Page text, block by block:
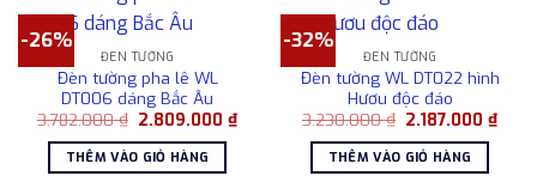
-26%
ĐÈN TƯỜNG
Đèn tường pha lê WL
DT006 dáng Bắc Âu
3.782.000₫ Giá
là:
3.782.000 ₫.
2.809.000₫Giá
hiện
2.809.000 ₫.
THÊM VÀO GIỎ HÀNG
-32%
ĐÈN TƯỜNG
Đèn tường WL DT022 hình
Hươu độc đáo
3.230.000₫ Giá
là:
3.230.000 ₫.
2.187.000₫Giá
hiện
THÊM VÀO GIỎ HÀNG